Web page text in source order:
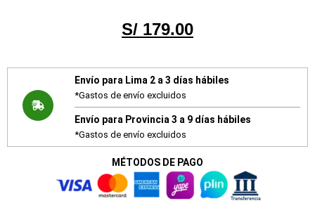
S/ 179.00
Envío para Lima 2 a 3 días hábiles
*Gastos de envío excluidos
Envío para Provincia 3 a 9 días hábiles
*Gastos de envío excluidos
MÉTODOS DE PAGO